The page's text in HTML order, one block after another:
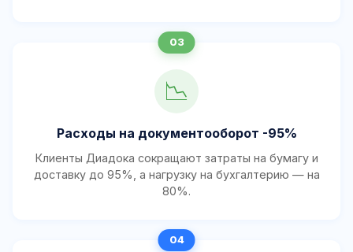
📉
Расходы на документооборот -95%
Клиенты Диадока сокращают затраты на бумагу и
доставку до 95%, а нагрузку на бухгалтерию — на
80%.